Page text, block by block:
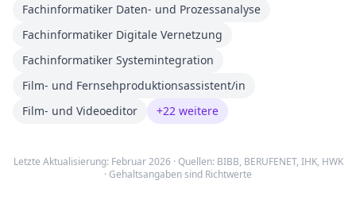
Fachinformatiker Daten- und Prozessanalyse
Fachinformatiker Digitale Vernetzung
Fachinformatiker Systemintegration
Film- und Fernsehproduktionsassistent/in
Film- und Videoeditor
+22 weitere
Letzte Aktualisierung: Februar 2026 · Quellen: BIBB, BERUFENET, IHK, HWK
· Gehaltsangaben sind Richtwerte